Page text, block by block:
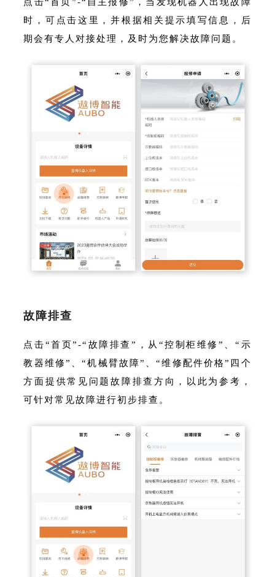
时，可点击这里，并根据相关提示填写信息，后
期会有专人对接处理，及时为您解决故障问题。
故障排查
点击“首页”-“故障排查”，从“控制柜维修”、“示
教器维修”、“机械臂故障”、“维修配件价格”四个
方面提供常见问题故障排查方向，以此为参考，
可针对常见故障进行初步排查。